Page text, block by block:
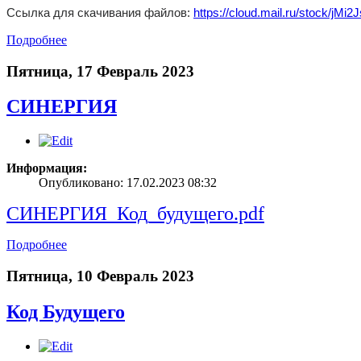
Ссылка для скачивания файлов: https://cloud.mail.ru/stock/
Подробнее
Пятница, 17 Февраль 2023
СИНЕРГИЯ
Информация:
Опубликовано: 17.02.2023 08:32
СИНЕРГИЯ_Код_будущего.pdf
Подробнее
Пятница, 10 Февраль 2023
Код Будущего